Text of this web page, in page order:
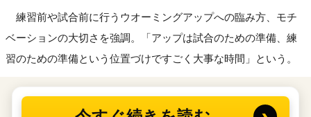
練習前や試合前に行うウオーミングアップへの臨み方、モチ
ベーションの大切さを強調。「アップは試合のための準備、練
習のための準備という位置づけですごく大事な時間」という。